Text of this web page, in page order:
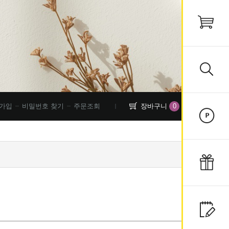
장바구니 0
주문조회
비밀번호 찾기
입